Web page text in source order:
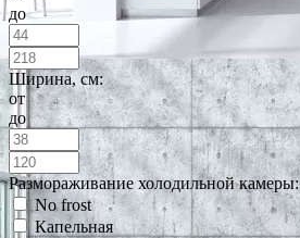
до
Ширина, см:
от
до
Размораживание холодильной камеры:
No frost
Капельная